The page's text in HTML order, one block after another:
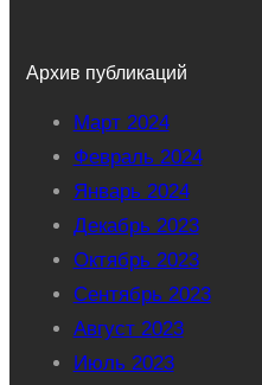
Архив публикаций
Март 2024
Февраль 2024
Январь 2024
Декабрь 2023
Октябрь 2023
Сентябрь 2023
Август 2023
Июль 2023